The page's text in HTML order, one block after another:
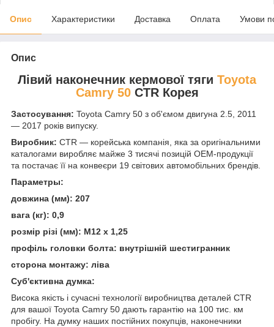
Опис Характеристики Доставка Оплата Умови
Опис
Лівий наконечник кермової тяги Toyota
Camry 50CTR Корея
Застосування: Toyota Camry 50 з об'ємом двигуна 2.5, 2011
— 2017 років випуску.
Виробник: CTR — корейська компанія, яка за оригінальними
каталогами виробляє майже 3 тисячі позицій ОЕМ-продукції
та постачає її на конвеєри 19 світових автомобільних брендів.
Параметры:
довжина (мм): 207
вага (кг): 0,9
розмір різі (мм): М12 х 1,25
профіль головки болта: внутрішній шестигранник
сторона монтажу: ліва
Суб'єктивна думка:
Висока якість і сучасні технології виробництва деталей CTR
для вашої Toyota Camry 50 дають гарантію на 100 тис. км
пробігу. На думку наших постійних покупців, наконечники